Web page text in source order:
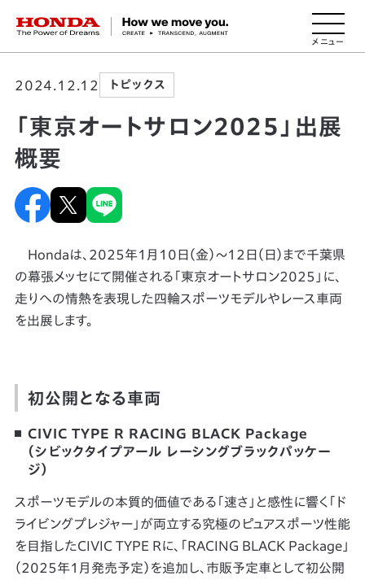
HONDA The Power of Dreams
2024.12.12 トピックス
「東京オートサロン2025」出展
概要
Hondaは、2025年1月10日（金）～12日（日）まで千葉県
の幕張メッセにて開催される「東京オートサロン2025」に、
走りへの情熱を表現した四輪スポーツモデルやレース車両
を出展します。
初公開となる車両
CIVIC TYPE R RACING BLACK Package
（シビックタイプアール レーシングブラックパッケー
ジ）
スポーツモデルの本質的価値である「速さ」と感性に響く「ド
ライビングプレジャー」が両立する究極のピュアスポーツ性能
を目指したCIVIC TYPE Rに、「RACING BLACK Package」
（2025年1月発売予定）を追加し、市販予定車として初公開